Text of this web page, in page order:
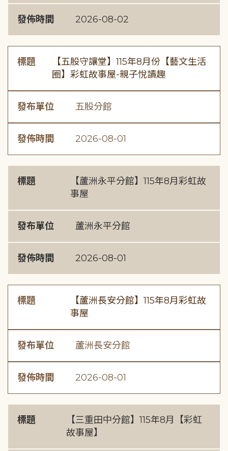
發佈時間 2026-08-02
標題
【五股守讓堂】115年8月份【藝文生活
圈】彩虹故事屋-親子悅讀趣
發布單位 五股分館
發佈時間 2026-08-01
標題
【蘆洲永平分館】115年8月彩虹故
事屋
發布單位 蘆洲永平分館
發佈時間 2026-08-01
標題
【蘆洲長安分館】115年8月彩虹故
事屋
發布單位 蘆洲長安分館
發佈時間 2026-08-01
標題
【三重田中分館】115年8月【彩虹
故事屋】